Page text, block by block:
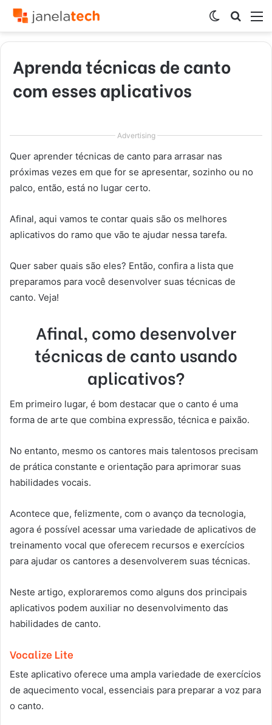
por
Switch
skin
Aprenda técnicas de canto
com esses aplicativos
Advertising
Quer aprender técnicas de canto para arrasar nas
próximas vezes em que for se apresentar, sozinho ou no
palco, então, está no lugar certo.
Afinal, aqui vamos te contar quais são os melhores
aplicativos do ramo que vão te ajudar nessa tarefa.
Quer saber quais são eles? Então, confira a lista que
preparamos para você desenvolver suas técnicas de
canto. Veja!
Afinal, como desenvolver
técnicas de canto usando
aplicativos?
Em primeiro lugar, é bom destacar que o canto é uma
forma de arte que combina expressão, técnica e paixão.
No entanto, mesmo os cantores mais talentosos precisam
de prática constante e orientação para aprimorar suas
habilidades vocais.
Acontece que, felizmente, com o avanço da tecnologia,
agora é possível acessar uma variedade de aplicativos de
treinamento vocal que oferecem recursos e exercícios
para ajudar os cantores a desenvolverem suas técnicas.
Neste artigo, exploraremos como alguns dos principais
aplicativos podem auxiliar no desenvolvimento das
habilidades de canto.
Vocalize Lite
Este aplicativo oferece uma ampla variedade de exercícios
de aquecimento vocal, essenciais para preparar a voz para
o canto.